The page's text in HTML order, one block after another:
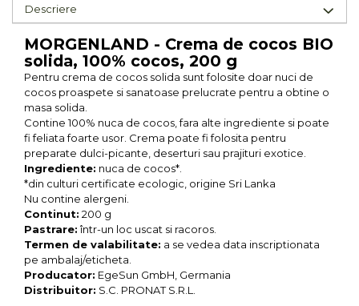
Inghetata
Zahar si indulcitori
Batoane
Dulciuri bio
Guma de mestecat bio
Snacksuri
Seminte, fructe uscate, samburi
Mixuri, condimente si mirodenii
Mixuri
Condimente
Mirodenii
Maioneza bio
Pesto Bio
Semipreparate
Descriere
MORGENLAND - Crema de cocos BIO
solida, 100% cocos, 200 g
Pentru crema de cocos solida sunt folosite doar nuci de
cocos proaspete si sanatoase prelucrate pentru a obtine o
masa solida.
Contine 100% nuca de cocos, fara alte ingrediente si poate
fi feliata foarte usor. Crema poate fi folosita pentru
preparate dulci-picante, deserturi sau prajituri exotice.
Ingrediente: nuca de cocos*.
*din culturi certificate ecologic, origine Sri Lanka
Nu contine alergeni.
Continut: 200 g
Pastrare: într-un loc uscat si racoros.
Termen de valabilitate: a se vedea data inscriptionata
pe ambalaj/eticheta.
Producator: EgeSun GmbH, Germania
Distribuitor: S.C. PRONAT S.R.L.